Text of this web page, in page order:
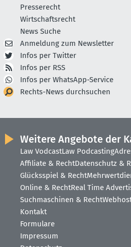
Presserecht
Wirtschaftsrecht
News Suche
Anmeldung zum Newsletter
Infos per Twitter
Infos per RSS
Infos per WhatsApp-Service
Rechts-News durchsuchen
Weitere Angebote der
Law VodcastLaw Podcasting
Affiliate & RechtDatenschutz &
Glücksspiel & Recht
Online & RechtReal Time
Suchmaschinen & Recht
Kontakt
Formulare
Impressum